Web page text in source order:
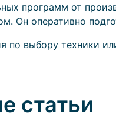
программ от
Он оперативно
по выбору техники
статьи